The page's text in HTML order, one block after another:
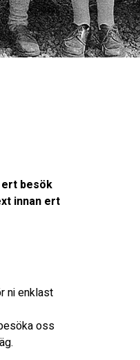
besök
innan ert
ni enklast
oss